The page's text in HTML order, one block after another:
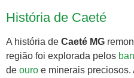
História de Caeté
A história de Caeté MG
região foi explorada pelos
de ouro e minerais